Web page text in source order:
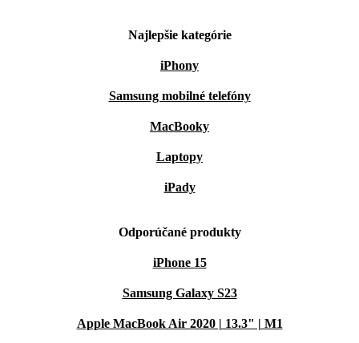
Najlepšie kategórie
iPhony
Samsung mobilné telefóny
MacBooky
Laptopy
iPady
Odporúčané produkty
iPhone 15
Samsung Galaxy S23
Apple MacBook Air 2020 | 13.3" | M1